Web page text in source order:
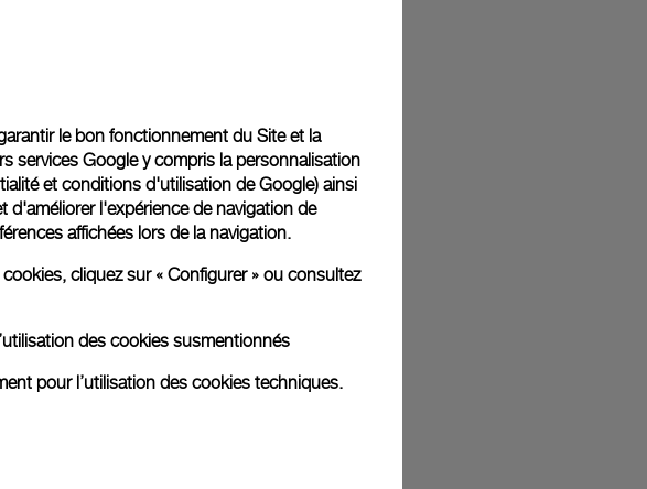
le bon fonctionnement du Site et la
services Google y compris la personnalisation
et conditions d'utilisation de Google) ainsi
l'expérience de navigation de
affichées lors de la navigation.
cliquez sur « Configurer » ou consultez
des cookies susmentionnés
pour l’utilisation des cookies techniques.